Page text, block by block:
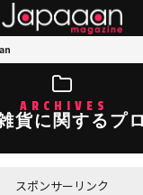
ARCHIVES
貨に関するプ
スポンサーリンク